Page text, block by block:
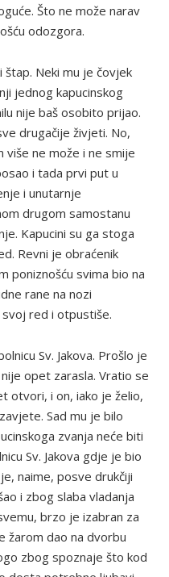
Što ne može narav
odozgora.
štap. Neki mu je čovjek
jednog kapucinskog
nije baš osobito prijao.
drugačije živjeti. No,
više ne može i ne smije
i tada prvi put u
i unutarnje
drugom samostanu
Kapucini su ga stoga
Revni je obraćenik
poniznošću svima bio na
rane na nozi
red i otpustiše.
Sv. Jakova. Prošlo je
opet zarasla. Vratio se
otvori, i on, iako je želio,
Sad mu je bilo
zvanja neće biti
Sv. Jakova gdje je bio
naime, posve drukčiji
i zbog slaba vladanja
brzo je izabran za
žarom dao na dvorbu
zbog spoznaje što kod